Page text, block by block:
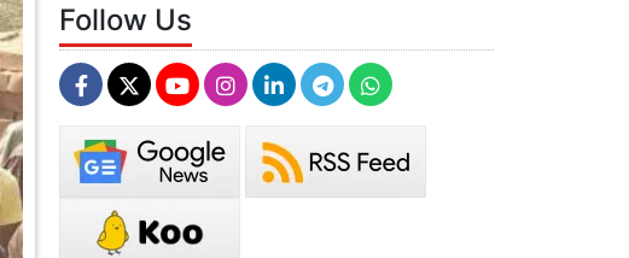
Follow Us